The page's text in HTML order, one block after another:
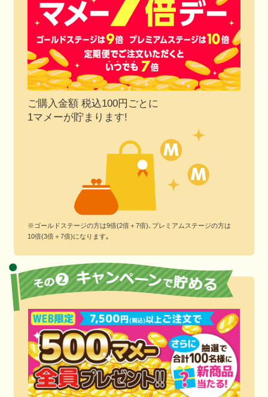
ご購入金額 税込100円ごとに
1マメーが貯まります!
※ゴールドステージの方は9倍(2倍＋7倍)､プレミアムステージの方は
10倍(3倍＋7倍)になります｡